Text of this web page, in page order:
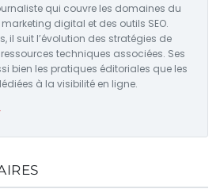
qui couvre les domaines du
digital et des outils SEO.
il suit l’évolution des stratégies de
techniques associées. Ses
bien les pratiques éditoriales que les
à la visibilité en ligne.